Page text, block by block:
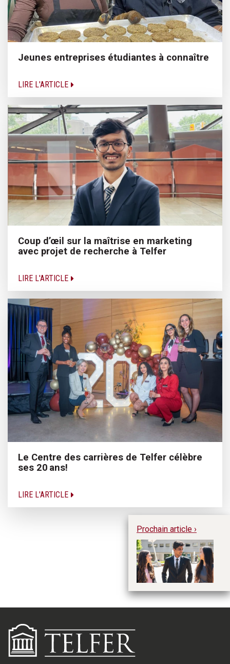
Jeunes entreprises étudiantes à connaître
LIRE L'ARTICLE
Coup d’œil sur la maîtrise en marketing
avec projet de recherche à Telfer
LIRE L'ARTICLE
Le Centre des carrières de Telfer célèbre
ses 20 ans!
LIRE L'ARTICLE
Prochain article ›